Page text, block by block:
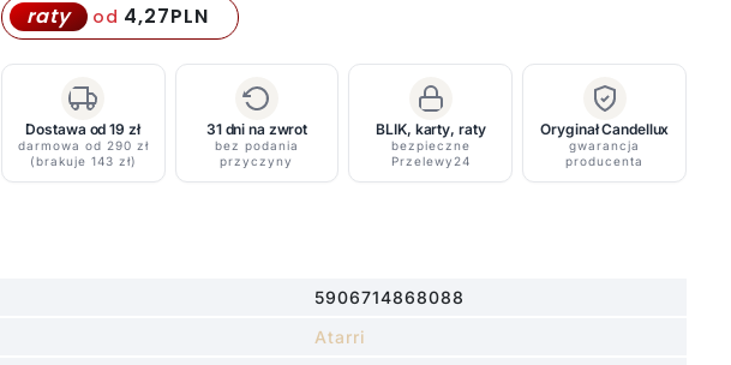
lampa
sufitowa
Atarri
żyrandol
do
pokoju
raty od 4,27PLN
Dostawa od 19 zł
darmowa od 290 zł
(brakuje 143 zł)
31 dni na zwrot
bez podania
przyczyny
BLIK, karty, raty
bezpieczne
Przelewy24
Oryginał Candellux
gwarancja
producenta
5906714868088
Atarri